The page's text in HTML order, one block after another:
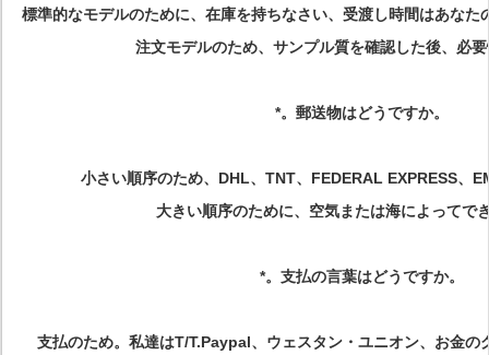
標準的なモデルのために、在庫を持ちなさい、受渡し時間はあなた
注文モデルのため、サンプル質を確認した後、必
*。郵送物はどうですか。
小さい順序のため、DHL、TNT、FEDERAL EXPRESS、
大きい順序のために、空気または海によってで
*。支払の言葉はどうですか。
支払のため。私達はT/T.Paypal、ウェスタン・ユニオン、お金の